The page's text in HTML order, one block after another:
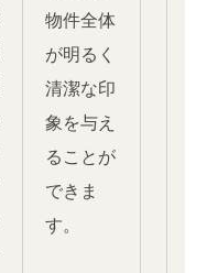
物件全体
が明るく
清潔な印
象を与え
ることが
できま
す。